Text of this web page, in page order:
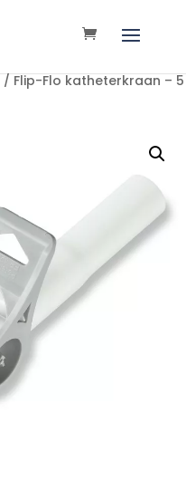
/ Flip-Flo katheterkraan – 5